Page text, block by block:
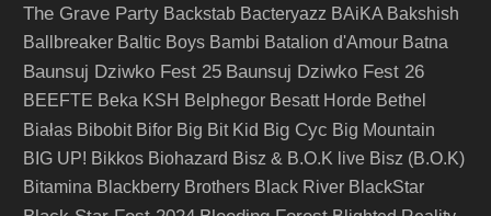
The Grave Party Backstab Bacteryazz BAiKA Bakshish
Ballbreaker Baltic Boys Bambi Batalion d'Amour Batna
Baunsuj Dziwko Fest 25 Baunsuj Dziwko Fest 26
BEEFTE Beka KSH Belphegor Besatt Horde Bethel
Białas Bibobit Bifor Big Bit Kid Big Cyc Big Mountain
BIG UP! Bikkos Biohazard Bisz & B.O.K live Bisz (B.O.K)
Bitamina Blackberry Brothers Black River BlackStar